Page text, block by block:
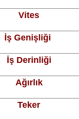
Vites
İş Genişliği
İş Derinliği
Ağırlık
Teker